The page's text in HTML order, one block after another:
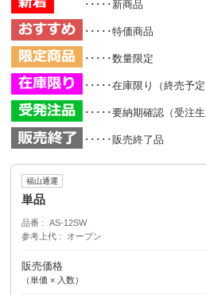
･････新商品
･････特価商品
･････数量限定
･････在庫限り（終売予定
･････要納期確認（受注生
･････販売終了品
福山通運
単品
品番
AS-12SW
参考上代
オープン
販売価格
（単価 × 入数）